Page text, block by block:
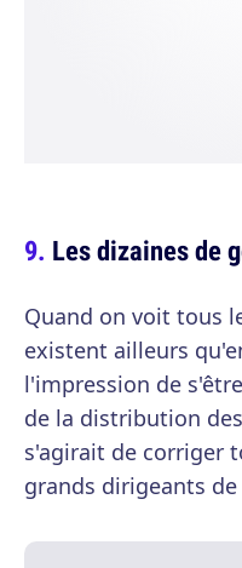
Les dizaines de
Quand on voit tous
existent ailleurs
l'impression de
de la distribution
s'agirait de corriger
grands dirigeants